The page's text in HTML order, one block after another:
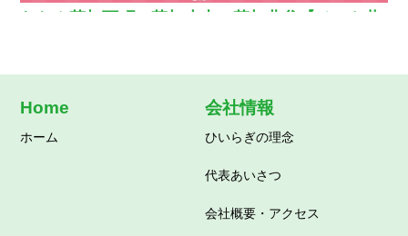
わおん草加西町・草加小山・草加北谷【ペット共
Home
ホーム
会社情報
ひいらぎの理念
代表あいさつ
会社概要・アクセス